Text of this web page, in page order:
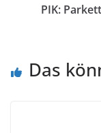
PIK:
Das